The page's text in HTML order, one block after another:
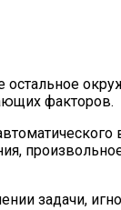
остальное
факторов.
задачи,